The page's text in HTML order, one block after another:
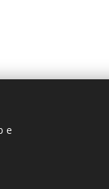
9 - 10128 -
e